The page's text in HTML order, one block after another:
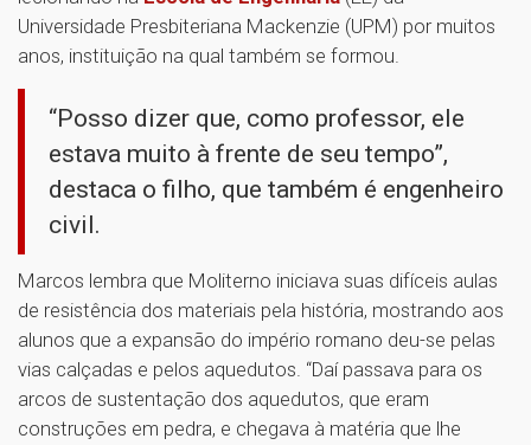
Universidade Presbiteriana Mackenzie (UPM) por muitos
anos, instituição na qual também se formou.
“Posso dizer que, como professor, ele
estava muito à frente de seu tempo”,
destaca o filho, que também é engenheiro
civil.
Marcos lembra que Moliterno iniciava suas difíceis aulas
de resistência dos materiais pela história, mostrando aos
alunos que a expansão do império romano deu-se pelas
vias calçadas e pelos aquedutos. “Daí passava para os
arcos de sustentação dos aquedutos, que eram
construções em pedra, e chegava à matéria que lhe